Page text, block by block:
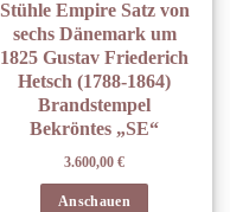
Stühle Empire Satz von
sechs Dänemark um
1825 Gustav Friederich
Hetsch (1788-1864)
Brandstempel
Bekröntes „SE“
3.600,00 €
Anschauen